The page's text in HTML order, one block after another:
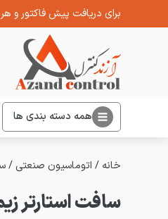
برای دریافت پیش فاکتور و
همه دسته بندی ها
خانه / اتوماسیون صنعتی /
سافت استارتر